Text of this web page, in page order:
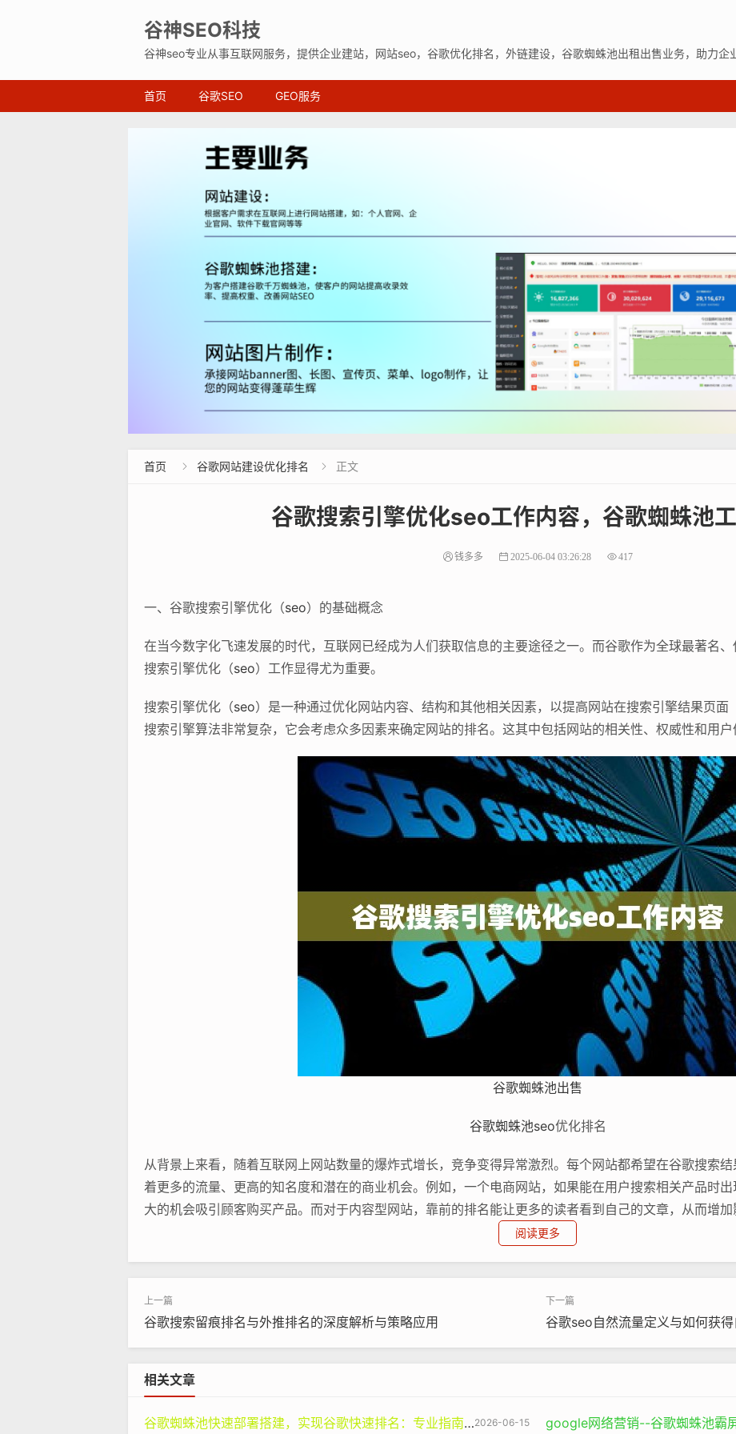
谷神SEO科技
谷神seo专业从事互联网服务，提供企业建站，网站seo，谷歌优化排名，外链建设，谷歌蜘蛛池出租出售业务，助力企
首页 谷歌SEO GEO服务
首页  谷歌网站建设优化排名  正文
谷歌搜索引擎优化seo工作内容，谷歌蜘蛛池
钱多多 2025-06-04 03:26:28 417
一、谷歌搜索引擎优化（seo）的基础概念
在当今数字化飞速发展的时代，互联网已经成为人们获取信息的主要途径之一。而谷歌作为全球最著名
搜索引擎优化（seo）工作显得尤为重要。
搜索引擎优化（seo）是一种通过优化网站内容、结构和其他相关因素，以提高网站在搜索引擎结果页面
搜索引擎算法非常复杂，它会考虑众多因素来确定网站的排名。这其中包括网站的相关性、权威性和用户
谷歌蜘蛛池出售
谷歌蜘蛛池seo优化排名
从背景上来看，随着互联网上网站数量的爆炸式增长，竞争变得异常激烈。每个网站都希望在谷歌搜索
着更多的流量、更高的知名度和潜在的商业机会。例如，一个电商网站，如果能在用户搜索相关产品时
大的机会吸引顾客购买产品。而对于内容型网站，靠前的排名能让更多的读者看到自己的文章，从而增加
网站的相关性是谷歌算法考量的关键因素之一。这意味着网站的内容要与用户搜索的关键词高度匹配。例
关性，网站运营者需要深入研究目标受众可能使用的关键词，并合理地将这些关键词分布在网站的标题、
权威性也是重要因素。谷歌会通过多种方式来判断一个网站的权威性，比如网站的外部链接情况。如果一
医学研究网站，如果被很多知名的医学机构网站链接，那么它在医学相关搜索中的排名可能会更靠前。
用户体验同样不可忽视。一个加载速度慢、界面设计混乱、难以导航的网站，即使内容相关性和权威性都
阅读更多
‌谷歌搜索留痕排名与外推排名的深度解析与策略应用‌ 谷歌seo自然流量定义与如何获
相关文章
2026-06-15
谷歌蜘蛛池快速部署搭建，实现谷歌快速排名：专业指南与谷神SEO的价值 google网络营销--谷歌蜘蛛池霸